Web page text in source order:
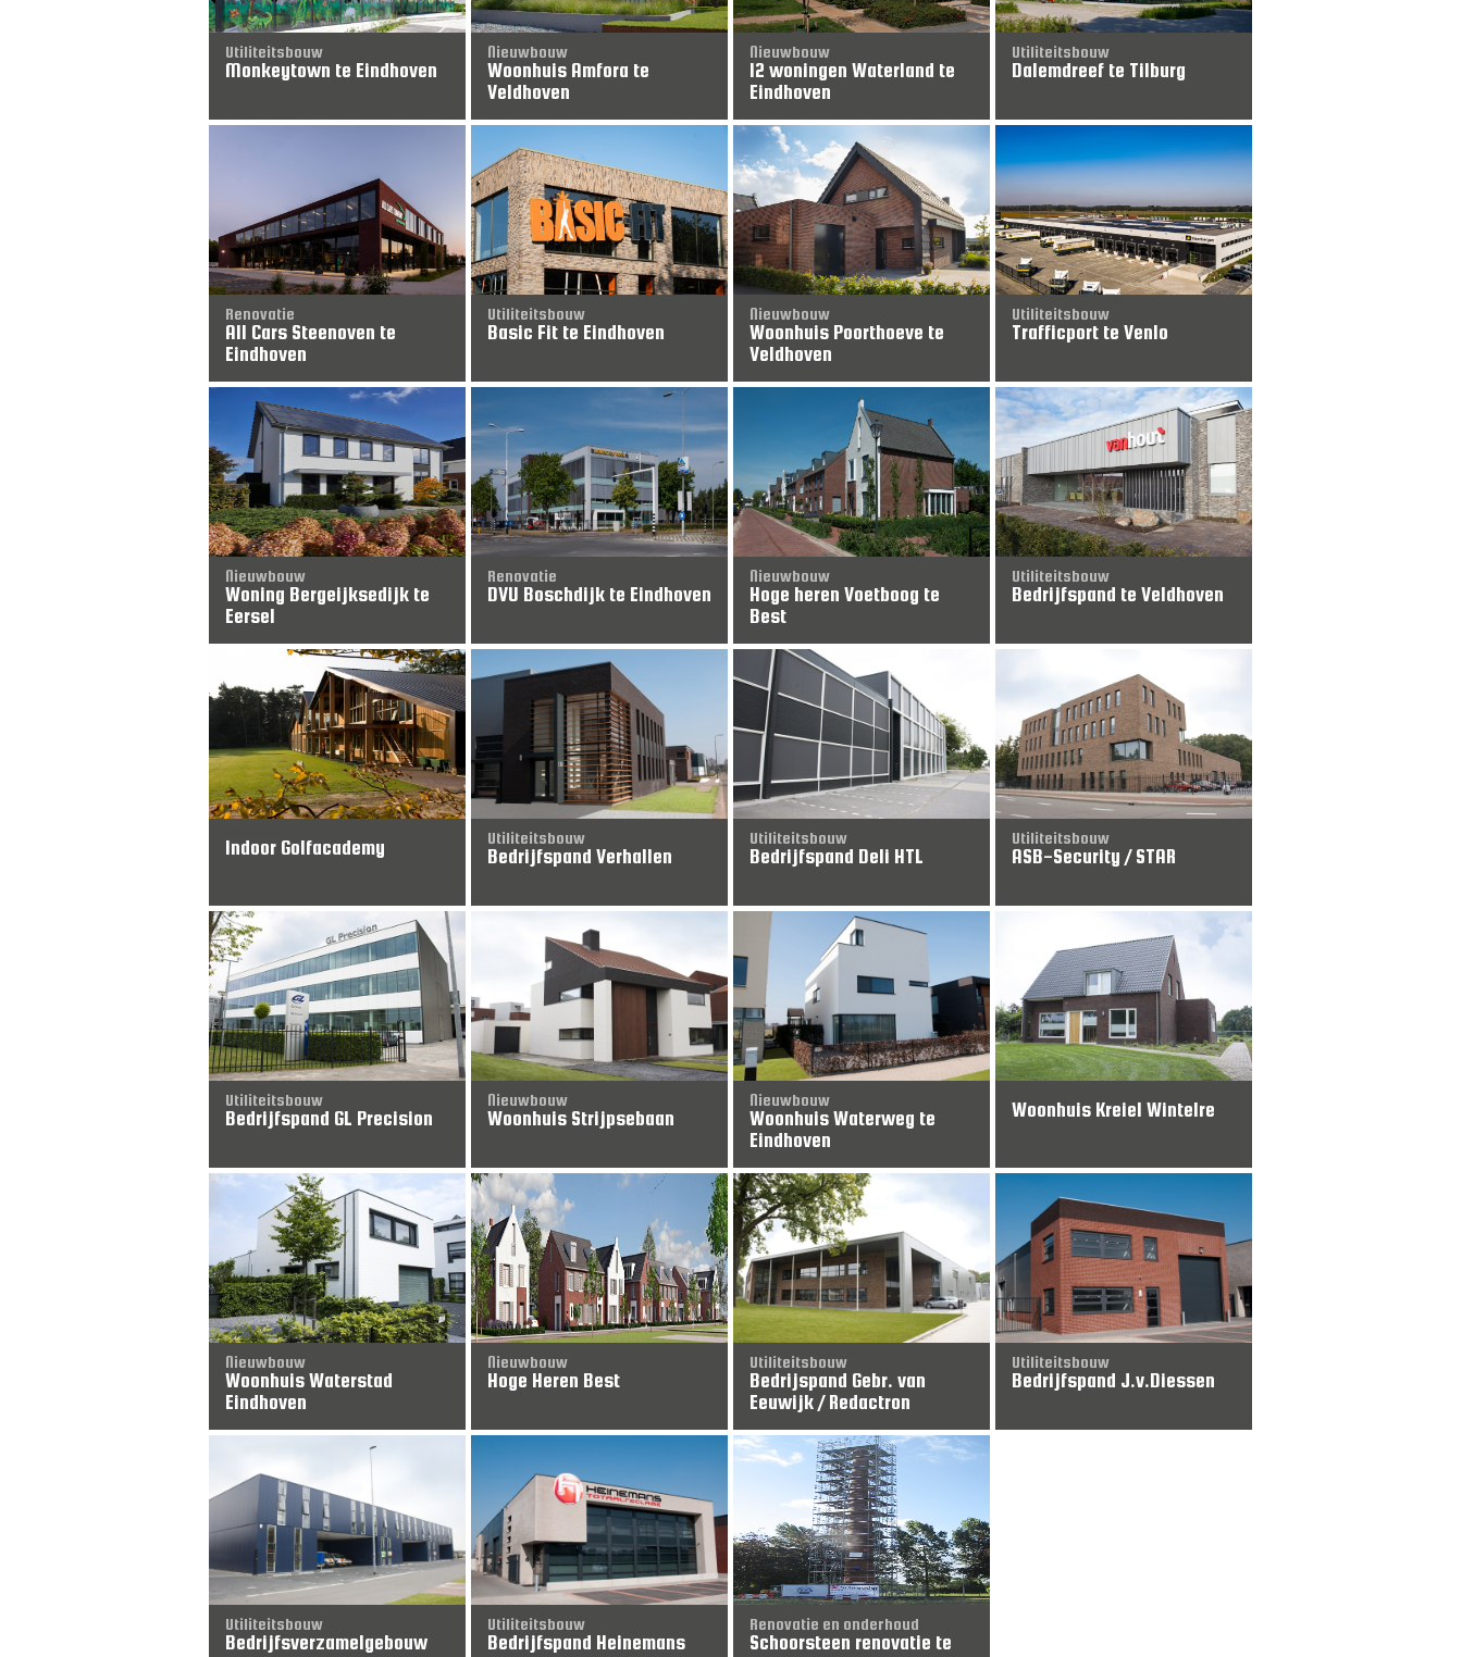
Utiliteitsbouw
Monkeytown te Eindhoven
Nieuwbouw
Woonhuis Amfora te
Veldhoven
Nieuwbouw
12 woningen Waterland te
Eindhoven
Utiliteitsbouw
Dalemdreef te Tilburg
Renovatie
All Cars Steenoven te
Eindhoven
Utiliteitsbouw
Basic Fit te Eindhoven
Nieuwbouw
Woonhuis Poorthoeve te
Veldhoven
Utiliteitsbouw
Trafficport te Venlo
Nieuwbouw
Woning Bergeijksedijk te
Eersel
Renovatie
DVU Boschdijk te Eindhoven
Nieuwbouw
Hoge heren Voetboog te
Best
Utiliteitsbouw
Bedrijfspand te Veldhoven
Indoor Golfacademy Utiliteitsbouw
Bedrijfspand Verhallen
Utiliteitsbouw
Bedrijfspand Deli HTL
Utiliteitsbouw
ASB-Security / STAR
Utiliteitsbouw
Bedrijfspand GL Precision
Nieuwbouw
Woonhuis Strijpsebaan
Nieuwbouw
Woonhuis Waterweg te
Eindhoven
Woonhuis Kreiel Wintelre
Nieuwbouw
Woonhuis Waterstad
Eindhoven
Nieuwbouw
Hoge Heren Best
Utiliteitsbouw
Bedrijspand Gebr. van
Eeuwijk / Redactron
Utiliteitsbouw
Bedrijfspand J.v.Diessen
Utiliteitsbouw
Bedrijfsverzamelgebouw
Utiliteitsbouw
Bedrijfspand Heinemans
Renovatie en onderhoud
Schoorsteen renovatie te